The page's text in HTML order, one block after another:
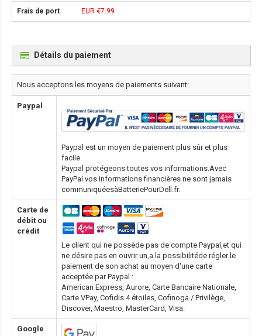
EUR €7.99
Détails du paiement
Nous acceptons les moyens de paiements suivant:
Paypal
Paypal est un moyen de paiement plus sûr et plus
facile.
Paypal protégeons toutes vos informations.Avec
PayPal vos informations financières ne sont jamais
communiquéesàBatteriePourDell.fr.
Carte de
débit ou
crédit
Le client qui ne possède pas de compte Paypal,et qui
ne désire pas en ouvrir un,a la possibilitéde régler le
paiement de son achat au moyen d'une carte
acceptée par Paypal :
American Express, Aurore, Carte Bancaire Nationale,
Carte VPay, Cofidis 4 étoiles, Cofinoga / Privilège,
Discover, Maestro, MasterCard, Visa.
Google